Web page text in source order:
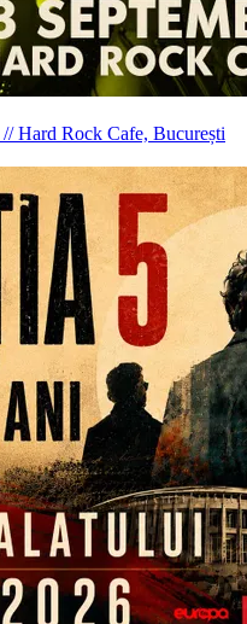
//Hard Rock Cafe, București